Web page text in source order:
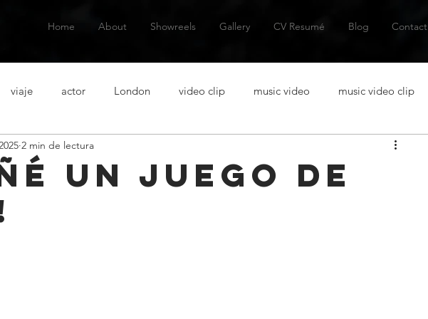
Home About Showreels Gallery CV Resumé Blog Contact
viaje actor London video clip music video music video clip
alternative music
actor
un juego de
2 min de lectura